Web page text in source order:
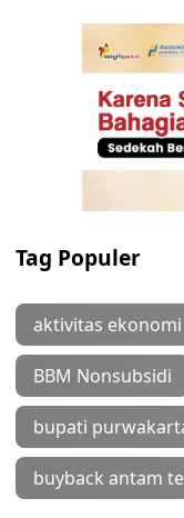
Tag Populer
aktivitas ekonomi
BBM Nonsubsidi
bupati
buyback antam